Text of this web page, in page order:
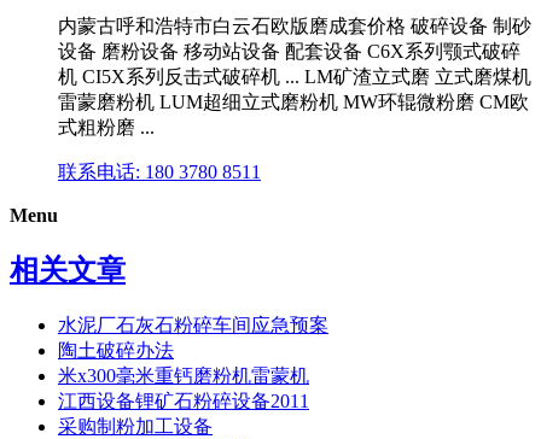
内蒙古呼和浩特市白云石欧版磨成套价格 破碎设备 制砂
设备 磨粉设备 移动站设备 配套设备 C6X系列颚式破碎
机 CI5X系列反击式破碎机 ... LM矿渣立式磨 立式磨煤机
雷蒙磨粉机 LUM超细立式磨粉机 MW环辊微粉磨 CM欧
式粗粉磨 ...
联系电话: 180 3780 8511
Menu
相关文章
水泥厂石灰石粉碎车间应急预案
陶土破碎办法
米x300毫米重钙磨粉机雷蒙机
江西设备锂矿石粉碎设备2011
采购制粉加工设备